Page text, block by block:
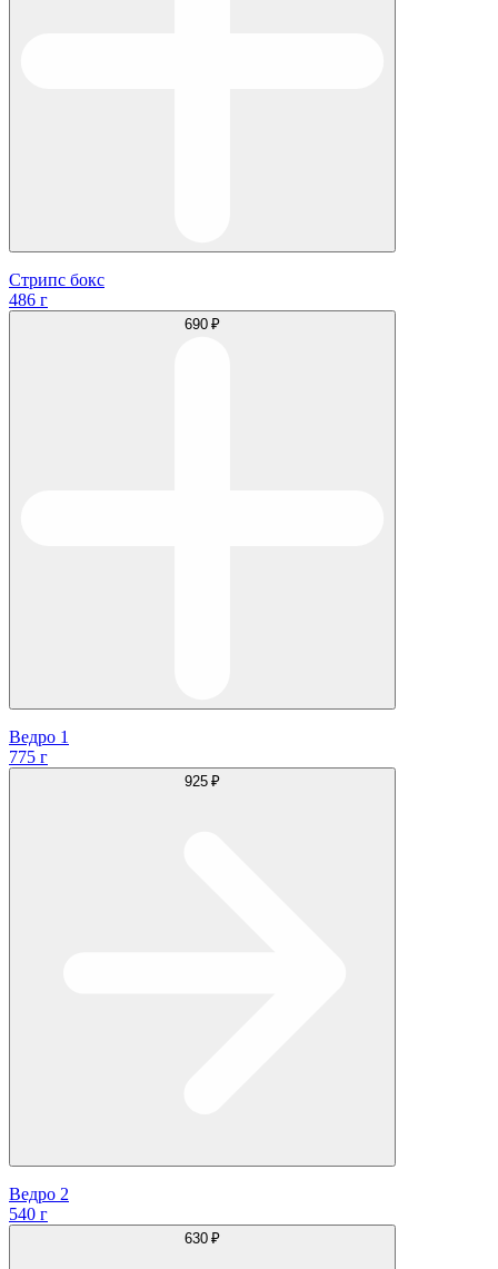
Стрипс бокс
486 г
690 ₽
Ведро 1
775 г
925 ₽
Ведро 2
540 г
630 ₽